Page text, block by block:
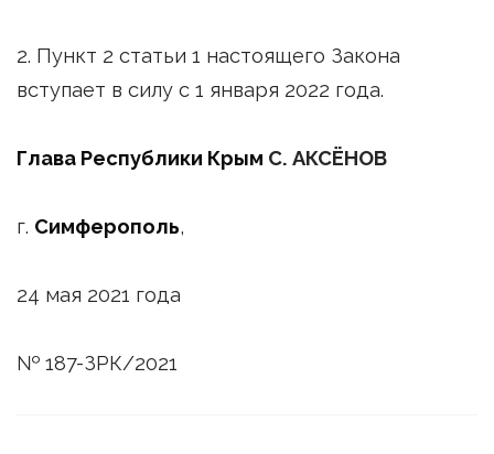
2. Пункт 2 статьи 1 настоящего Закона
вступает в силу с 1 января 2022 года.
Глава Республики Крым С. АКСЁНОВ
г. Симферополь,
24 мая 2021 года
№ 187-ЗРК/2021